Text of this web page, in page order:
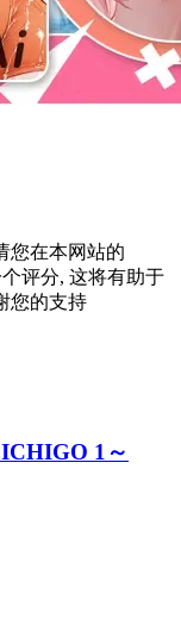
您在本网站的
个评分, 这将有助于
您的支持
1～